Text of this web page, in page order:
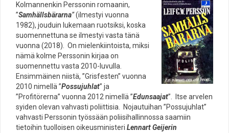
Kolmannenkin Perssonin romaanin,
”Samhällsbärarna”(ilmestyi vuonna
1982), jouduin lukemaan ruotsiksi, koska
suomennettuna se ilmestyi vasta tänä
vuonna (2018). On mielenkiintoista, miksi
nämä kolme Perssonin kirjaa on
suomennettu vasta 2010-luvulla.
Ensimmäinen niistä, ”Grisfesten” vuonna
2010 nimellä ”Possujuhlat” ja
”Profitörerna” vuonna 2012 nimellä ”Edunsaajat”. Itse arvelen
syiden olevan vahvasti poliittisia. Nojautuihan ”Possujuhlat”
vahvasti Perssonin työssään poliisihallinnossa saamiin
tietoihin tuolloisen oikeusministeri Lennart Geijerin